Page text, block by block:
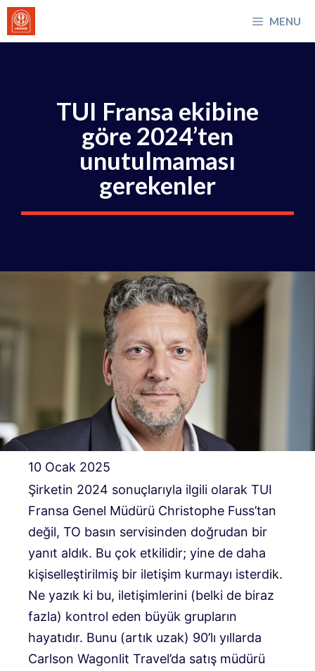
İçeriğe
atla
MENU
TUI Fransa ekibine
göre 2024’ten
unutulmaması
gerekenler
10 Ocak 2025
Şirketin 2024 sonuçlarıyla ilgili olarak TUI
Fransa Genel Müdürü Christophe Fuss’tan
değil, TO basın servisinden doğrudan bir
yanıt aldık. Bu çok etkilidir; yine de daha
kişiselleştirilmiş bir iletişim kurmayı isterdik.
Ne yazık ki bu, iletişimlerini (belki de biraz
fazla) kontrol eden büyük grupların
hayatıdır. Bunu (artık uzak) 90’lı yıllarda
Carlson Wagonlit Travel’da satış müdürü